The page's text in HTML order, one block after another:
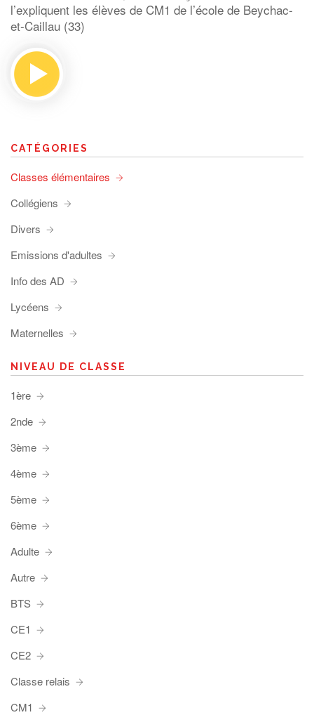
l’expliquent les élèves de CM1 de l’école de Beychac-
et-Caillau (33)
CATÉGORIES
Classes élémentaires
Collégiens
Divers
Emissions d'adultes
Info des AD
Lycéens
Maternelles
NIVEAU DE CLASSE
1ère
2nde
3ème
4ème
5ème
6ème
Adulte
Autre
BTS
CE1
CE2
Classe relais
CM1